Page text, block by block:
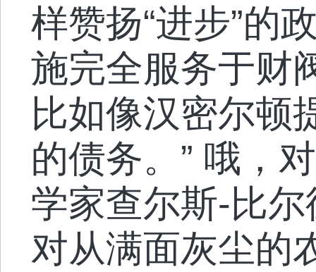
样赞扬“进步”的
施完全服务于财
比如像汉密尔顿
的债务。” 哦，
学家查尔斯-比
对从满面灰尘的